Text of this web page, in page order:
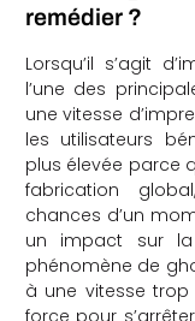
remédier ?
Lorsqu’il s’agit
l’une des
une vitesse
les utilisateurs
plus élevée parce
fabrication
chances d’un
un impact sur
phénomène de
à une vitesse